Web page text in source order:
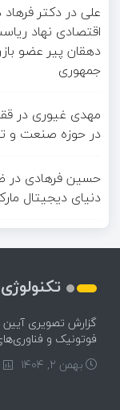
علیدر دکتر
اقتصادی نهاد
دهقان پیر عضو
جمهوری
مهدی غیوری در
در حوزه صنعت و
حسین فرهادی در
دنیای دیجیتال
تکنولوژی
گزارش تصویری
فوتونیک و
بهمن ۲, ۱۴۰۴